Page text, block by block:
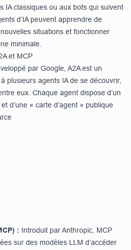
IA classiques ou aux bots qui suivent
d’IA peuvent apprendre de
situations et fonctionner
minimale.
et MCP
par Google, A2A est un
plusieurs agents IA de se découvrir,
eux. Chaque agent dispose d’un
d’une « carte d’agent » publique
: Introduit par Anthropic, MCP
sur des modèles LLM d’accéder